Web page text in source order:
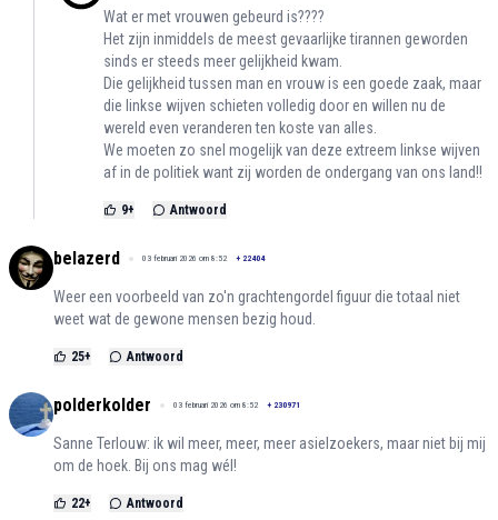
Wat er met vrouwen gebeurd is????
Het zijn inmiddels de meest gevaarlijke tirannen geworden
sinds er steeds meer gelijkheid kwam.
Die gelijkheid tussen man en vrouw is een goede zaak, maar
die linkse wijven schieten volledig door en willen nu de
wereld even veranderen ten koste van alles.
We moeten zo snel mogelijk van deze extreem linkse wijven
af in de politiek want zij worden de ondergang van ons land!!
9+ Antwoord
belazerd 03 februari 2026 om 8:52 + 22404
Weer een voorbeeld van zo'n grachtengordel figuur die totaal niet
weet wat de gewone mensen bezig houd.
25+ Antwoord
polderkolder 03 februari 2026 om 8:52 + 230971
Sanne Terlouw: ik wil meer, meer, meer asielzoekers, maar niet bij mij
om de hoek. Bij ons mag wél!
22+ Antwoord